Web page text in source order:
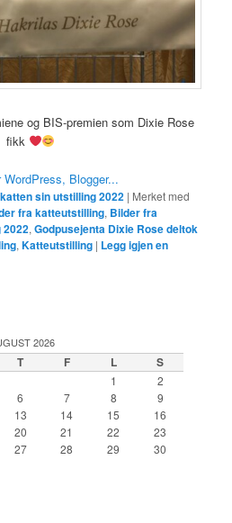
og BIS-premien som Dixie Rose
fikk
sin utstilling 2022 | Merket med
fra katteutstilling, Bilder fra
,Godpusejenta Dixie Rose deltok
,Katteutstilling | Legg igjen en
2026
T F L S
1
2
6 7 8
9
13 14 15
16
20 21 22
23
27 28 29
30